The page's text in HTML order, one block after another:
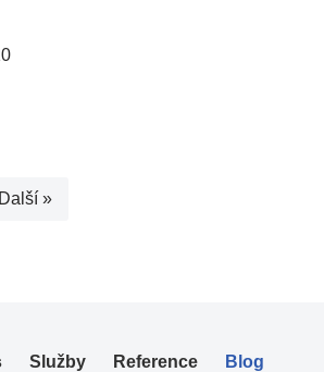
Další »
Služby Reference Blog